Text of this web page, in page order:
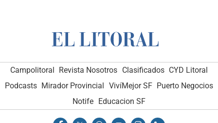
Campolitoral Revista Nosotros Clasificados CYD Litoral
Podcasts Mirador Provincial VivíMejor SF Puerto Negocios
Notife Educacion SF